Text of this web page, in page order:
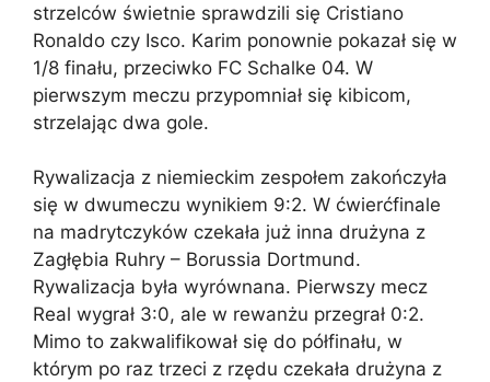
strzelców świetnie sprawdzili się Cristiano
Ronaldo czy Isco. Karim ponownie pokazał się w
1/8 finału, przeciwko FC Schalke 04. W
pierwszym meczu przypomniał się kibicom,
strzelając dwa gole.
Rywalizacja z niemieckim zespołem zakończyła
się w dwumeczu wynikiem 9:2. W ćwierćfinale
na madrytczyków czekała już inna drużyna z
Zagłębia Ruhry – Borussia Dortmund.
Rywalizacja była wyrównana. Pierwszy mecz
Real wygrał 3:0, ale w rewanżu przegrał 0:2.
Mimo to zakwalifikował się do półfinału, w
którym po raz trzeci z rzędu czekała drużyna z